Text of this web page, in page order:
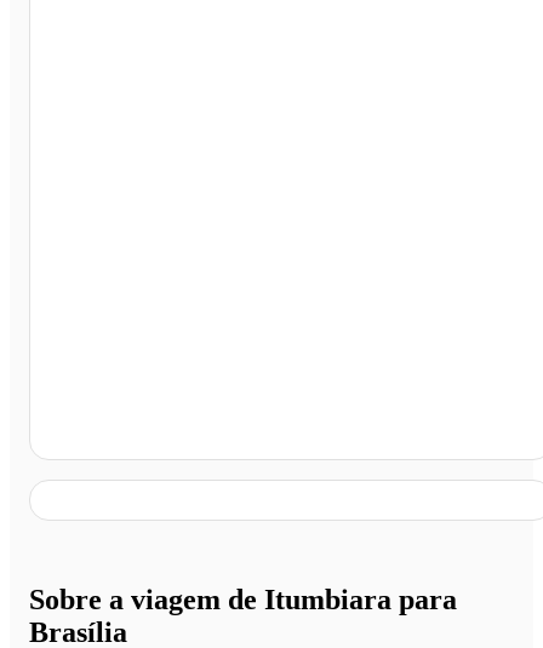
Sobre a viagem de Itumbiara para
Brasília